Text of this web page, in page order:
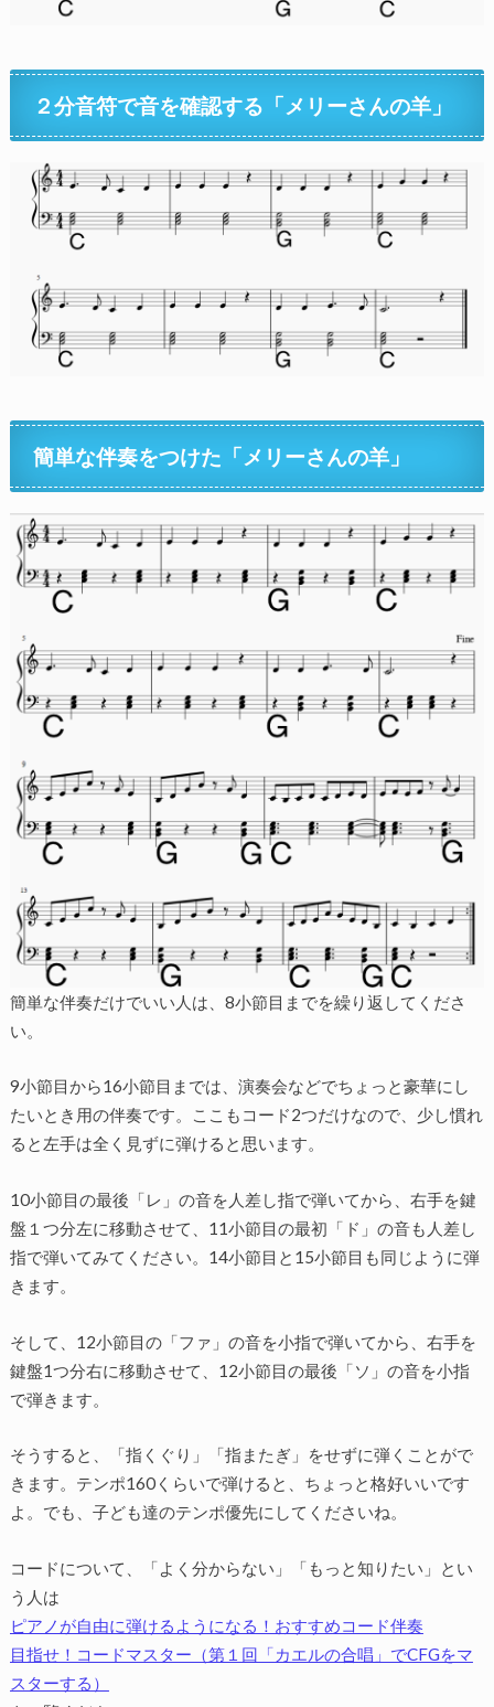
２分音符で音を確認する「メリーさんの羊」
簡単な伴奏をつけた「メリーさんの羊」
簡単な伴奏だけでいい人は、8小節目までを繰り返してくださ
い。
9小節目から16小節目までは、演奏会などでちょっと豪華にし
たいとき用の伴奏です。ここもコード2つだけなので、少し慣れ
ると左手は全く見ずに弾けると思います。
10小節目の最後「レ」の音を人差し指で弾いてから、右手を鍵
盤１つ分左に移動させて、11小節目の最初「ド」の音も人差し
指で弾いてみてください。14小節目と15小節目も同じように弾
きます。
そして、12小節目の「ファ」の音を小指で弾いてから、右手を
鍵盤1つ分右に移動させて、12小節目の最後「ソ」の音を小指
で弾きます。
そうすると、「指くぐり」「指またぎ」をせずに弾くことがで
きます。テンポ160くらいで弾けると、ちょっと格好いいです
よ。でも、子ども達のテンポ優先にしてくださいね。
コードについて、「よく分からない」「もっと知りたい」とい
う人は
ピアノが自由に弾けるようになる！おすすめコード伴奏
目指せ！コードマスター（第１回「カエルの合唱」でCFGをマ
スターする）